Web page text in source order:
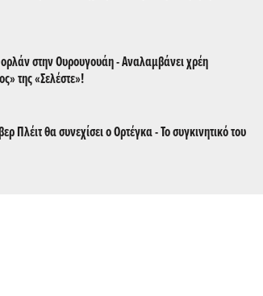
στην Ουρουγουάη - Αναλαμβάνει χρέη
της «Σελέστε»!
Πλέιτ θα συνεχίσει ο Ορτέγκα - Το συγκινητικό του